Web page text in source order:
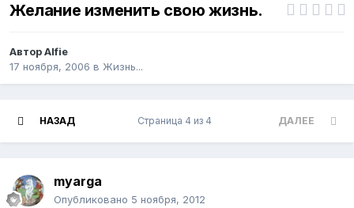
Желание изменить свою жизнь.
АвторAlfie
17 ноября, 2006 в Жизнь...
НАЗАД ДАЛЕЕ
Страница 4 из 4
myarga
Опубликовано 5 ноября, 2012